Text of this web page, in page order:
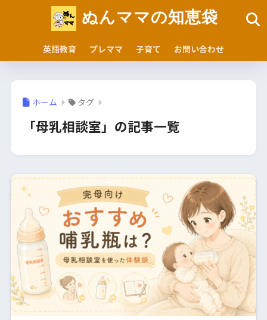
ぬんママの知恵袋
英語教育 プレママ 子育て お問い合わせ
ホーム タグ
「母乳相談室」の記事一覧